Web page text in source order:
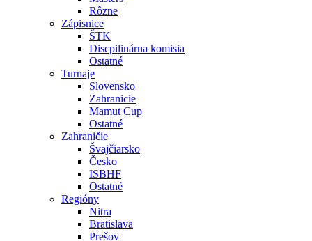
Rôzne
Zápisnice
ŠTK
Discpilinárna komisia
Ostatné
Turnaje
Slovensko
Zahranicie
Mamut Cup
Ostatné
Zahraničie
Švajčiarsko
Česko
ISBHF
Ostatné
Regióny
Nitra
Bratislava
Prešov